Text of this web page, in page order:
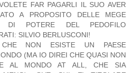
FAR PAGARLI IL SUO AVER
A PROPOSITO DELLE MEGE
DI POTERE DEL PEDOFILO
SILVIO BERLUSCONI!
CHE NON ESISTE UN PAESE
(MA IO DIREI CHE QUASI NON
AL MONDO AT ALL, CHE SIA